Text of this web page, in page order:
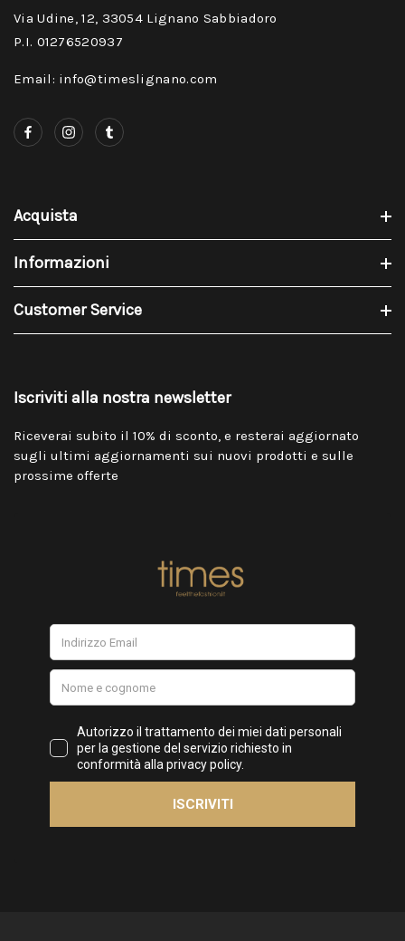
Via Udine, 12, 33054 Lignano Sabbiadoro
P.I. 01276520937
Email: info@timeslignano.com
Acquista
Informazioni
Customer Service
Iscriviti alla nostra newsletter
Riceverai subito il 10% di sconto, e resterai aggiornato
sugli ultimi aggiornamenti sui nuovi prodotti e sulle
prossime offerte